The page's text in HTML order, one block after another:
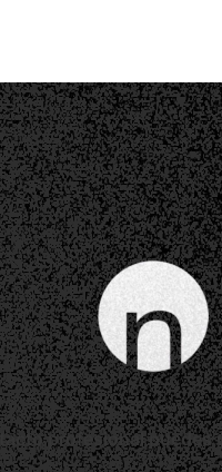
profesional puedes